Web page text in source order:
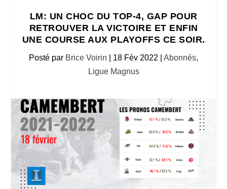
LM: UN CHOC DU TOP-4, GAP POUR
RETROUVER LA VICTOIRE ET ENFIN
UNE COURSE AUX PLAYOFFS CE SOIR.
Posté par Brice Voirin 18 Fév 2022 Abonnés,
Ligue Magnus